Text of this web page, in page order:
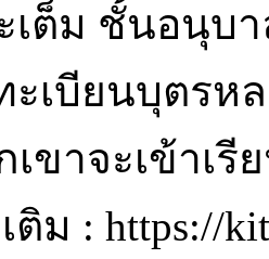
เต็ม ชั้นอนุบ
ะเบียนบุตร
ขาจะเข้าเรี
ติม : https://